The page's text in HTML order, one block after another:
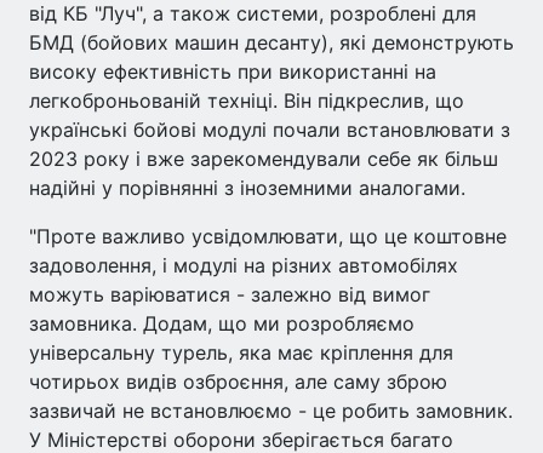
від КБ "Луч", а також системи, розроблені для
БМД (бойових машин десанту), які демонструють
високу ефективність при використанні на
легкоброньованій техніці. Він підкреслив, що
українські бойові модулі почали встановлювати з
2023 року і вже зарекомендували себе як більш
надійні у порівнянні з іноземними аналогами.
"Проте важливо усвідомлювати, що це коштовне
задоволення, і модулі на різних автомобілях
можуть варіюватися - залежно від вимог
замовника. Додам, що ми розробляємо
універсальну турель, яка має кріплення для
чотирьох видів озброєння, але саму зброю
зазвичай не встановлюємо - це робить замовник.
У Міністерстві оборони зберігається багато